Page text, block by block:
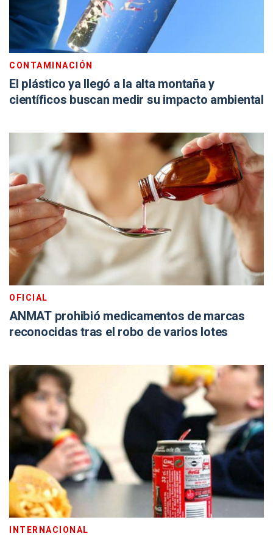
CONTAMINACIÓN
El plástico ya llegó a la alta montaña y
científicos buscan medir su impacto ambiental
OFICIAL
ANMAT prohibió medicamentos de marcas
reconocidas tras el robo de varios lotes
INTERNACIONAL